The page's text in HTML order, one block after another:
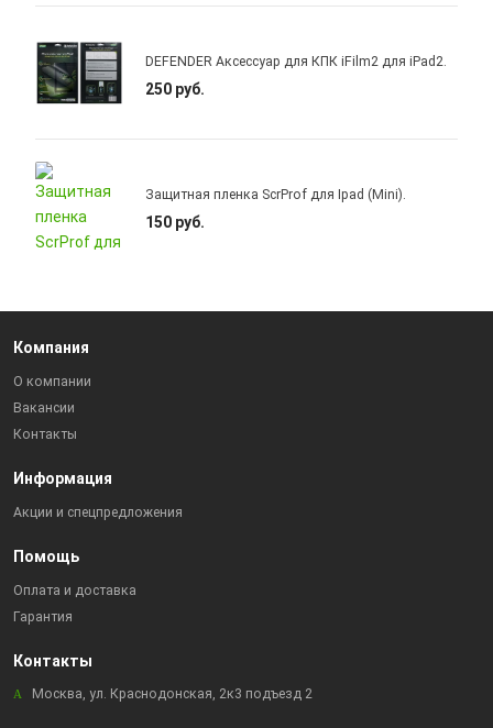
DEFENDER Аксессуар для КПК iFilm2 для iPad2.
250 руб.
Защитная пленка ScrProf для Ipad (Mini).
150 руб.
Компания
О компании
Вакансии
Контакты
Информация
Акции и спецпредложения
Помощь
Оплата и доставка
Гарантия
Контакты
Москва, ул. Краснодонская, 2к3 подъезд 2